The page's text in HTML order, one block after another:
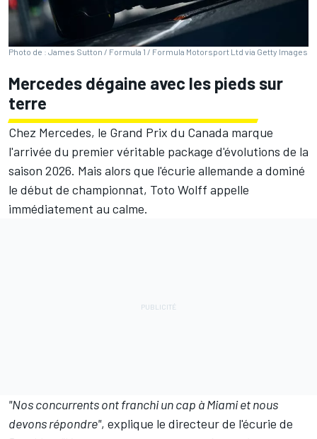
Photo de : James Sutton / Formula 1 / Formula Motorsport Ltd via Getty Images
Mercedes dégaine avec les pieds sur
terre
Chez Mercedes, le Grand Prix du Canada marque
l'arrivée du premier véritable package d'évolutions de la
saison 2026. Mais alors que l'écurie allemande a dominé
le début de championnat, Toto Wolff appelle
immédiatement au calme.
"Nos concurrents ont franchi un cap à Miami et nous
devons répondre", explique le directeur de l'écurie de